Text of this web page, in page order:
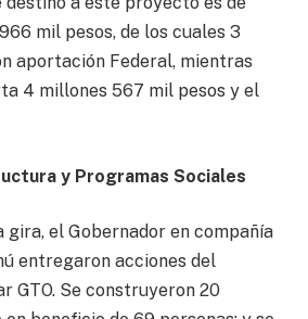
mil pesos, de los cuales 3
aportación Federal, mientras
4 millones 567 mil pesos y el
y Programas Sociales
gira, el Gobernador en compañía
entregaron acciones del
GTO. Se construyeron 20